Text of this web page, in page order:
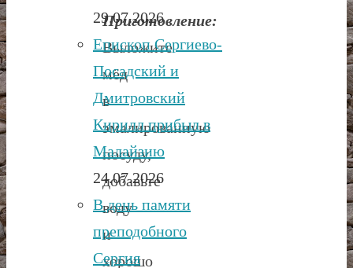
Приготовление:
Выложите
мёд
в
эмалированную
посуду,
добавьте
воду
и
хорошо
29.07.2026
Епископ Сергиево-
Посадский и
Дмитровский
Кирилл прибыл в
Малайзию
24.07.2026
В день памяти
преподобного
Сергия